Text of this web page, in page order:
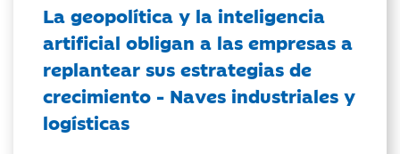
La geopolítica y la inteligencia
artificial obligan a las empresas a
replantear sus estrategias de
crecimiento - Naves industriales y
logísticas